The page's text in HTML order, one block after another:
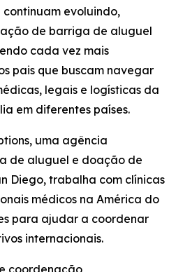
evoluindo,
de barriga de aluguel
cada vez mais
pais que buscam navegar
legais e logísticas da
em diferentes países.
uma agência
de aluguel e doação de
Diego, trabalha com clínicas
médicos na América do
para ajudar a coordenar
internacionais.